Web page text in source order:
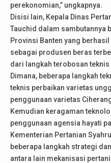
perekonomian,” ungkapnya.
Disisi lain, Kepala Dinas
Tauchid dalam sambutannya
Provinsi Banten yang
sebagai produsen beras
dari langkah terobosan
Dimana, beberapa langkah
teknis perbaikan varietas
penggunaan varietas
Kemudian keragaman
penggunaan agensia hayati
Kementerian Pertanian
beberapa langkah strategi
antara lain mekanisasi